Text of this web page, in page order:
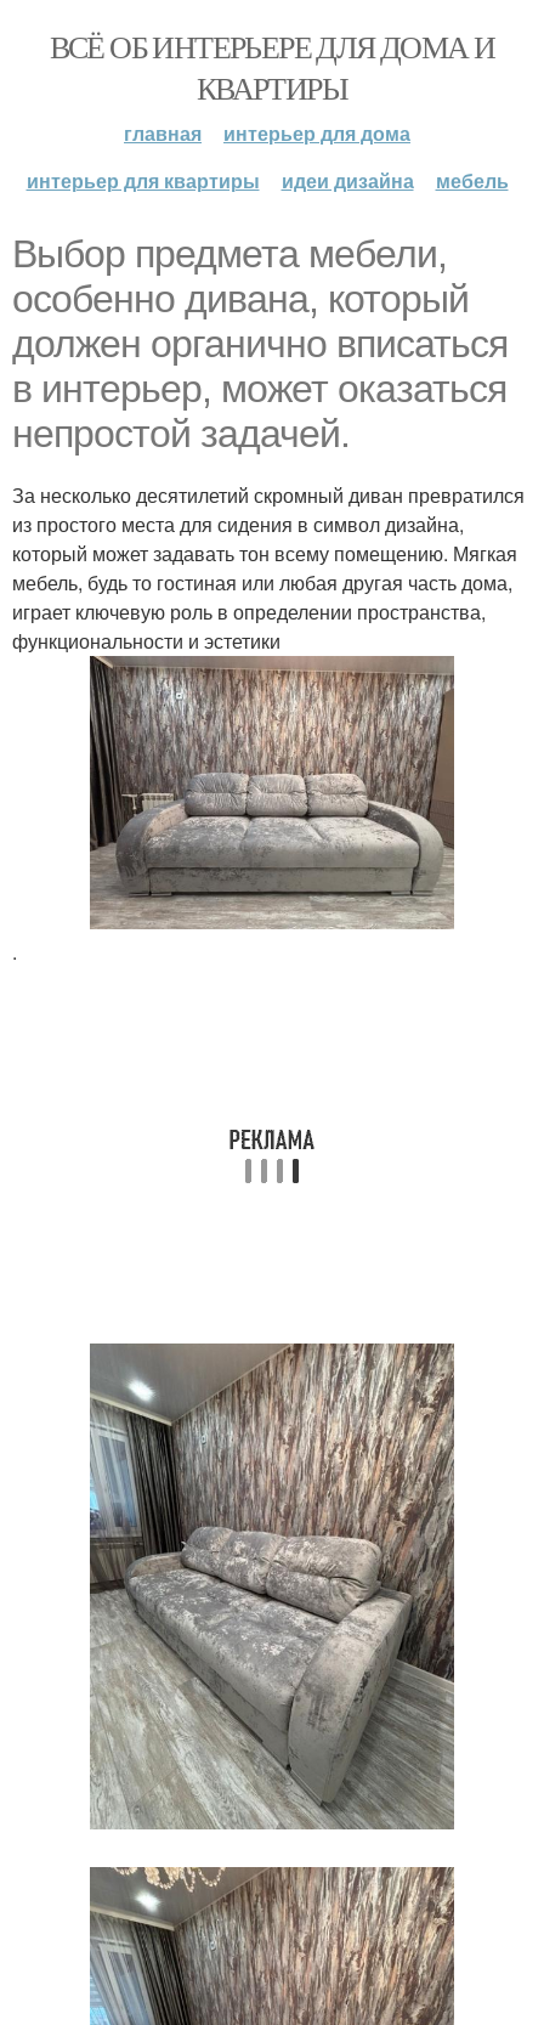
ВСЁ ОБ ИНТЕРЬЕРЕ ДЛЯ ДОМА И
КВАРТИРЫ
главная
интерьер для дома
интерьер для квартиры
идеи дизайна мебель
Выбор предмета мебели,
особенно дивана, который
должен органично вписаться
в интерьер, может оказаться
непростой задачей.
За несколько десятилетий скромный диван превратился
из простого места для сидения в символ дизайна,
который может задавать тон всему помещению. Мягкая
мебель, будь то гостиная или любая другая часть дома,
играет ключевую роль в определении пространства,
функциональности и эстетики
.